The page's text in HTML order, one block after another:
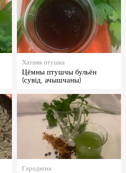
Хатняя птушка
Цёмны птушчы бульён
(сувід, ачышчаны)
Гародніна